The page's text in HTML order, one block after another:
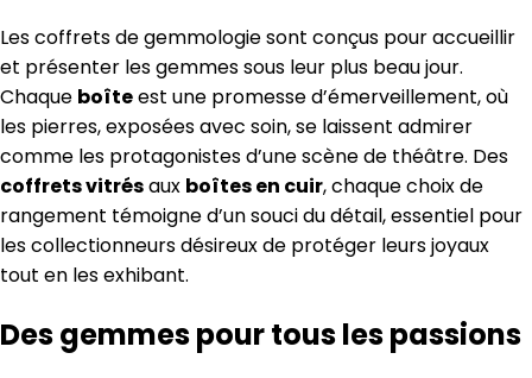
Les coffrets de gemmologie sont conçus pour accueillir
et présenter les gemmes sous leur plus beau jour.
Chaque boîteest une promesse d’émerveillement, où
les pierres, exposées avec soin, se laissent admirer
comme les protagonistes d’une scène de théâtre. Des
coffrets vitrésaux boîtes en cuir, chaque choix de
rangement témoigne d’un souci du détail, essentiel pour
les collectionneurs désireux de protéger leurs joyaux
tout en les exhibant.
Des gemmes pour tous les passions